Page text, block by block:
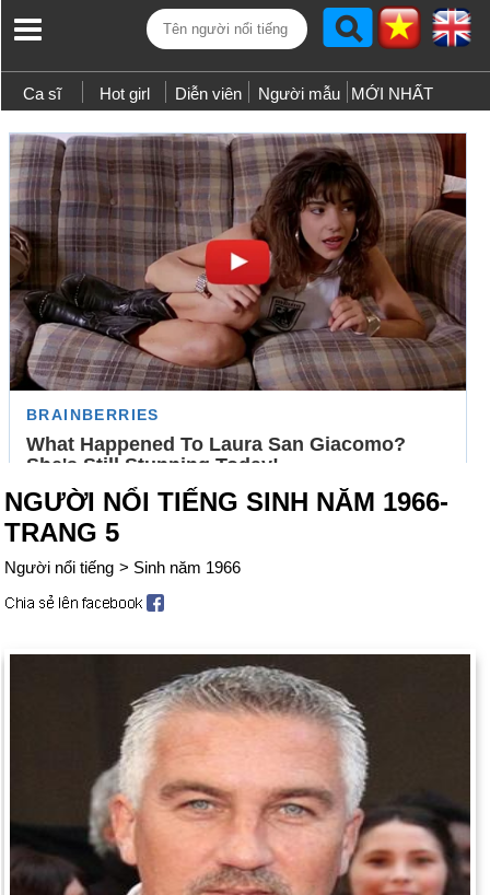
Ca sĩ Hot girl Diễn viên Người mẫu MỚI NHẤT
NGƯỜI NỔI TIẾNG SINH NĂM 1966-
TRANG 5
Người nổi tiếng > Sinh năm 1966